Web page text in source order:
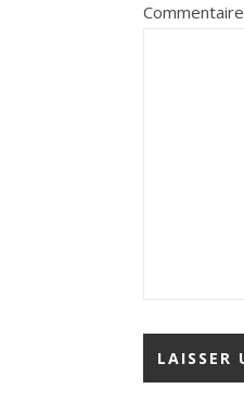
Commentaire